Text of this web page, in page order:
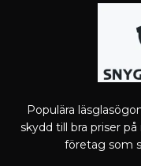
Populära
skydd till bra priser
företag som